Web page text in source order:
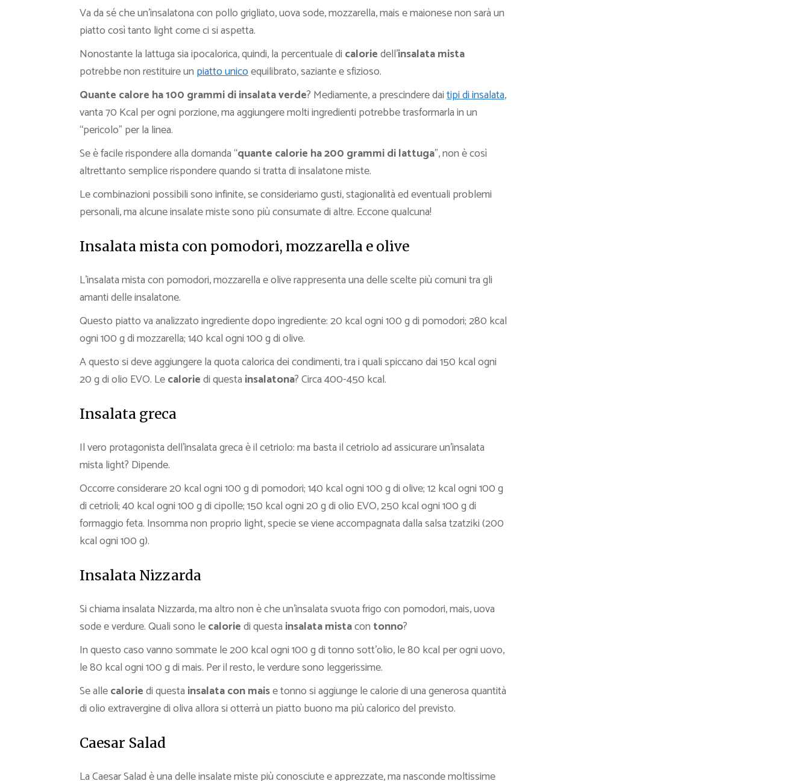
Va da sé che un’insalatona con pollo grigliato, uova sode, mozzarella, mais e maionese non sarà un
piatto così tanto light come ci si aspetta.
Nonostante la lattuga sia ipocalorica, quindi, la percentuale di caloriedell’insalatamista
potrebbe non restituire un piatto unicoequilibrato, saziante e sfizioso.
Quante calore ha 100 grammi di insalata verde? Mediamente, a prescindere daitipi di insalata,
vanta 70 Kcal per ogni porzione, ma aggiungere molti ingredienti potrebbe trasformarla in un
“pericolo” per la linea.
Se è facile rispondere alla domanda “quante calorie ha 200 grammi di lattuga”, non è così
altrettanto semplice rispondere quando si tratta di insalatone miste.
Le combinazioni possibili sono infinite, se consideriamo gusti, stagionalità ed eventuali problemi
personali, ma alcune insalate miste sono più consumate di altre. Eccone qualcuna!
Insalata mista con pomodori, mozzarella e olive
L’insalata mista con pomodori, mozzarella e olive rappresenta una delle scelte più comuni tra gli
amanti delle insalatone.
Questo piatto va analizzato ingrediente dopo ingrediente: 20 kcal ogni 100 g di pomodori; 280 kcal
ogni 100 g di mozzarella; 140 kcal ogni 100 g di olive.
A questo si deve aggiungere la quota calorica dei condimenti, tra i quali spiccano dai 150 kcal ogni
20 g di olio EVO. Lecaloriedi questa insalatona? Circa 400-450 kcal.
Insalata greca
Il vero protagonista dell’insalata greca è il cetriolo: ma basta il cetriolo ad assicurare un’insalata
mista light? Dipende.
Occorre considerare 20 kcal ogni 100 g di pomodori; 140 kcal ogni 100 g di olive; 12 kcal ogni 100 g
di cetrioli; 40 kcal ogni 100 g di cipolle; 150 kcal ogni 20 g di olio EVO, 250 kcal ogni 100 g di
formaggio feta. Insomma non proprio light, specie se viene accompagnata dalla salsa tzatziki (200
kcal ogni 100 g).
Insalata Nizzarda
Si chiama insalata Nizzarda, ma altro non è che un’insalata svuota frigo con pomodori, mais, uova
sode e verdure. Quali sono lecaloriedi questa insalata mistacon tonno?
In questo caso vanno sommate le 200 kcal ogni 100 g di tonno sott’olio, le 80 kcal per ogni uovo,
le 80 kcal ogni 100 g di mais. Per il resto, le verdure sono leggerissime.
Se allecaloriedi questa insalata con maise tonno si aggiunge le calorie di una generosa quantità
di olio extravergine di oliva allora si otterrà un piatto buono ma più calorico del previsto.
Caesar Salad
La Caesar Salad è una delle insalate miste più conosciute e apprezzate, ma nasconde moltissime